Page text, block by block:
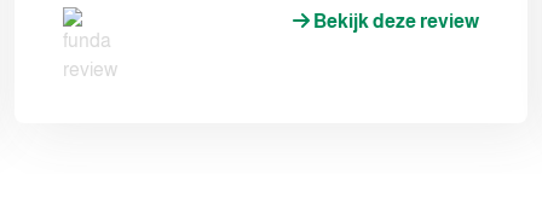
Bekijk deze review